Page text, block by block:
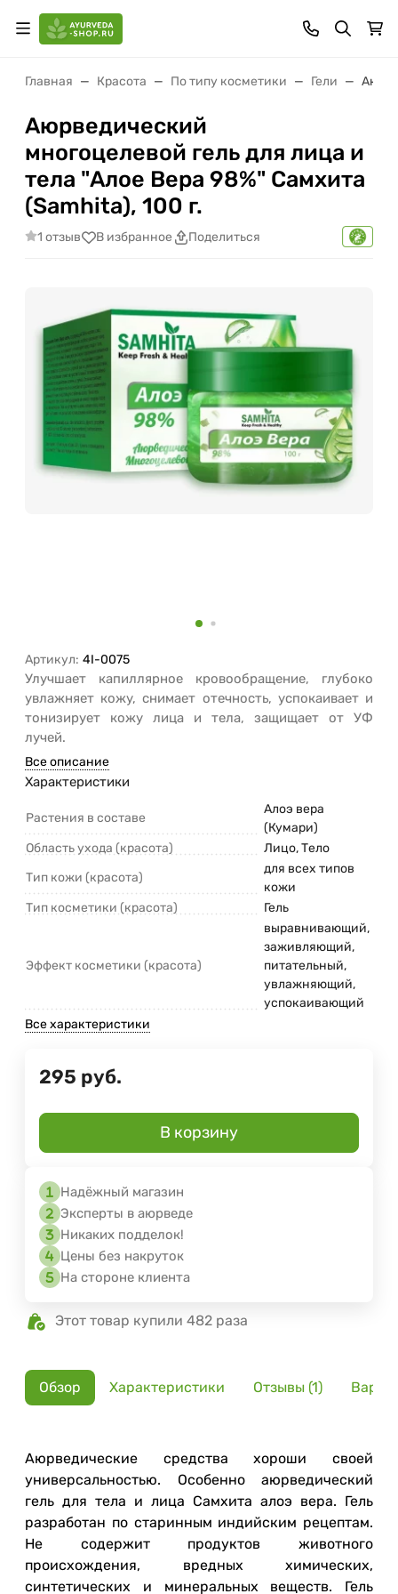
Главная Красота По типу косметики Гели
Аюрведический
многоцелевой гель для лица и
тела "Алое Вера 98%" Самхита
(Samhita), 100 г.
1 отзыв В избранное Поделиться
Артикул: 4I-0075
Улучшает капиллярное кровообращение, глубоко
увлажняет кожу, снимает отечность, успокаивает и
тонизирует кожу лица и тела, защищает от УФ
лучей.
Все описание
Характеристики
Растения в составе
Алоэ вера
(Кумари)
Область ухода (красота)
Лицо, Тело
Тип кожи (красота)
для всех типов
кожи
Тип косметики (красота)
Гель
Эффект косметики (красота)
выравнивающий,
заживляющий,
питательный,
увлажняющий,
успокаивающий
Все характеристики
295 руб.
В корзину
Надёжный магазин
Эксперты в аюрведе
Никаких подделок!
Цены без накруток
На стороне клиента
Этот товар купили 482 раза
Обзор Характеристики Отзывы (1)
Аюрведические средства хороши своей
универсальностью. Особенно аюрведический
гель для тела и лица Самхита алоэ вера. Гель
разработан по старинным индийским рецептам.
Не содержит продуктов животного
происхождения, вредных химических,
синтетических и минеральных веществ. Гель